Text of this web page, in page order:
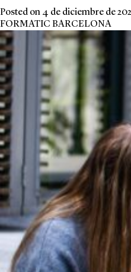
Posted on 4 de diciembre de
FORMATIC BARCELONA